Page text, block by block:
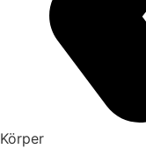
Körper